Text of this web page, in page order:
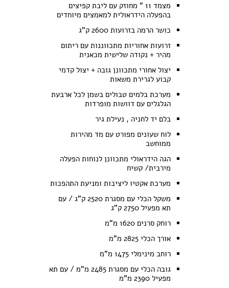
מצמד 11 " מחוזק עם ליבת קפיצים
בהפעלה הידראולית למאמצים מיוחדים
כושר הרמה בזרועות 2600 ק"ג
זרועות אחוריות מתכווננות עם ריתום
מהיר + נקודה שלישית מכאנית
יצול אחורי מתכוונן גובה + יצול קדמי
קבוע לגרירת משאות
מערכת בלמים טבולים בשמן לכל ארבעת
הגלגלים עם דוושות מופרדות
בלם יד לחניה , נעילת גיר
לוח שעונים מפורט עם מד מהירות
ממוחשב
הגה הידראולי מתכוונן לנוחות הפעלה
מירבית/ קשיח
מערכת אקטיו ליציבות ומניעת התהפכות
משקל הכלי עם מסגרת 2520 ק"ג / עם
תא מפעיל 2750 ק"ג
רוחק סרנים 1620 מ"מ
אורך הכלי 2825 מ"מ
רוחב מינימלי 1475 מ"מ
גובה הכלי עם מסגרת 2485 מ"מ / עם תא
מפעיל 2390 מ"מ